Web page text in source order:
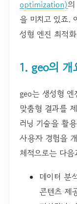
optimization)
을 미치고 있죠.
성형 엔진 최적
1. geo의 개
geo는 생성형
맞춤형 결과를
러닝 기술을 활
사용자 경험을
체적으로는 다
데이터 분
콘텐츠 제